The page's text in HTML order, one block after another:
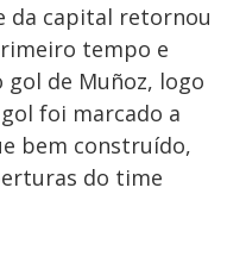
da capital retornou
tempo e
de Muñoz, logo
foi marcado a
bem construído,
do time